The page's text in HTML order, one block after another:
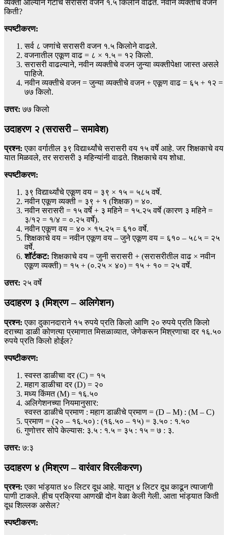
व्यक्ती आल्याने गटाचे सरासरी वजन १.५ किलोने वाढते. नवीन व्यक्तीचे वजन
किती?
स्पष्टीकरण:
सर्व ८ जणांचे सरासरी वजन १.५ किलोने वाढले.
वजनातील एकूण वाढ = ८ × १.५ = १२ किलो.
सरासरी वाढल्याने, नवीन व्यक्तीचे वजन जुन्या व्यक्तीपेक्षा जास्त असले
पाहिजे.
नवीन व्यक्तीचे वजन = जुन्या व्यक्तीचे वजन + एकूण वाढ = ६५ + १२ =
७७ किलो.
उत्तर: ७७ किलो
उदाहरण २ (सरासरी – समावेश)
प्रश्न: एका वर्गातील ३९ विद्यार्थ्यांचे सरासरी वय १५ वर्षे आहे. जर शिक्षकाचे वय
यात मिळवले, तर सरासरी ३ महिन्यांनी वाढते. शिक्षकाचे वय शोधा.
स्पष्टीकरण:
३९ विद्यार्थ्यांचे एकूण वय = ३९ × १५ = ५८५ वर्षे.
नवीन एकूण व्यक्ती = ३९ + १ (शिक्षक) = ४०.
नवीन सरासरी = १५ वर्षे + ३ महिने = १५.२५ वर्षे (कारण ३ महिने =
३/१२ = १/४ = ०.२५ वर्षे).
नवीन एकूण वय = ४० × १५.२५ = ६१० वर्षे.
शिक्षकाचे वय = नवीन एकूण वय – जुने एकूण वय = ६१० – ५८५ = २५
वर्षे.
शॉर्टकट: शिक्षकाचे वय = जुनी सरासरी + (सरासरीतील वाढ × नवीन
एकूण व्यक्ती) = १५ + (०.२५ × ४०) = १५ + १० = २५ वर्षे.
उत्तर: २५ वर्षे
उदाहरण ३ (मिश्रण – अलिगेशन)
प्रश्न: एका दुकानदाराने १५ रुपये प्रति किलो आणि २० रुपये प्रति किलो
दराच्या डाळी कोणत्या प्रमाणात मिसळाव्यात, जेणेकरून मिश्रणाचा दर १६.५०
रुपये प्रति किलो होईल?
स्पष्टीकरण:
स्वस्त डाळीचा दर (C) = १५
महाग डाळीचा दर (D) = २०
मध्य किंमत (M) = १६.५०
अलिगेशनच्या नियमानुसार:
स्वस्त डाळीचे प्रमाण : महाग डाळीचे प्रमाण = (D – M) : (M – C)
प्रमाण = (२० – १६.५०) : (१६.५० – १५) = ३.५० : १.५०
गुणोत्तर सोपे केल्यास: ३.५ : १.५ = ३५ : १५ = ७ : ३.
उत्तर: ७:३
उदाहरण ४ (मिश्रण – वारंवार विरलीकरण)
प्रश्न: एका भांड्यात ४० लिटर दूध आहे. यातून ४ लिटर दूध काढून त्याजागी
पाणी टाकले. हीच प्रक्रिया आणखी दोन वेळा केली गेली. आता भांड्यात किती
दूध शिल्लक असेल?
स्पष्टीकरण: